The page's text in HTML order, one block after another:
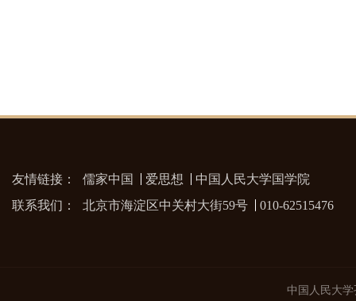
友情链接： 儒家中国 爱思想
中国人民大学国学院
联系我们：
北京市海淀区中关村大街59号 010-62515476
中国人民大